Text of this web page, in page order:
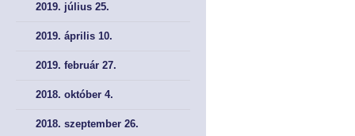
2019. július 25.
2019. április 10.
2019. február 27.
2018. október 4.
2018. szeptember 26.